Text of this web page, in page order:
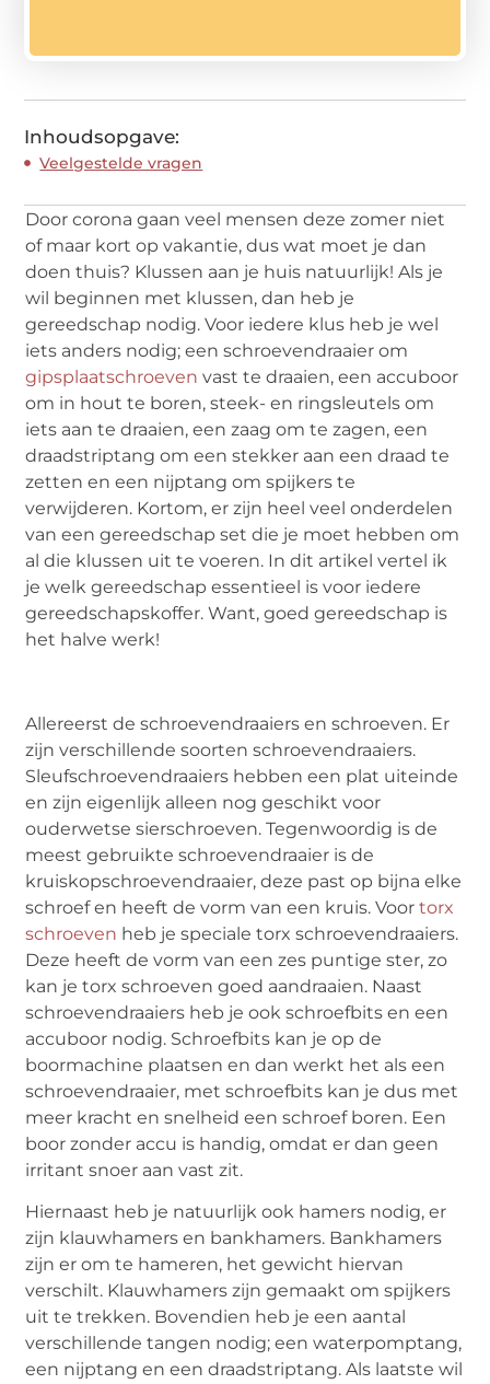
Inhoudsopgave:
Veelgestelde vragen
Door corona gaan veel mensen deze zomer niet
of maar kort op vakantie, dus wat moet je dan
doen thuis? Klussen aan je huis natuurlijk! Als je
wil beginnen met klussen, dan heb je
gereedschap nodig. Voor iedere klus heb je wel
iets anders nodig; een schroevendraaier om
gipsplaatschroeven vast te draaien, een accuboor
om in hout te boren, steek- en ringsleutels om
iets aan te draaien, een zaag om te zagen, een
draadstriptang om een stekker aan een draad te
zetten en een nijptang om spijkers te
verwijderen. Kortom, er zijn heel veel onderdelen
van een gereedschap set die je moet hebben om
al die klussen uit te voeren. In dit artikel vertel ik
je welk gereedschap essentieel is voor iedere
gereedschapskoffer. Want, goed gereedschap is
het halve werk!
Allereerst de schroevendraaiers en schroeven. Er
zijn verschillende soorten schroevendraaiers.
Sleufschroevendraaiers hebben een plat uiteinde
en zijn eigenlijk alleen nog geschikt voor
ouderwetse sierschroeven. Tegenwoordig is de
meest gebruikte schroevendraaier is de
kruiskopschroevendraaier, deze past op bijna elke
schroef en heeft de vorm van een kruis. Voortorx
schroeven heb je speciale torx schroevendraaiers.
Deze heeft de vorm van een zes puntige ster, zo
kan je torx schroeven goed aandraaien. Naast
schroevendraaiers heb je ook schroefbits en een
accuboor nodig. Schroefbits kan je op de
boormachine plaatsen en dan werkt het als een
schroevendraaier, met schroefbits kan je dus met
meer kracht en snelheid een schroef boren. Een
boor zonder accu is handig, omdat er dan geen
irritant snoer aan vast zit.
Hiernaast heb je natuurlijk ook hamers nodig, er
zijn klauwhamers en bankhamers. Bankhamers
zijn er om te hameren, het gewicht hiervan
verschilt. Klauwhamers zijn gemaakt om spijkers
uit te trekken. Bovendien heb je een aantal
verschillende tangen nodig; een waterpomptang,
een nijptang en een draadstriptang. Als laatste wil